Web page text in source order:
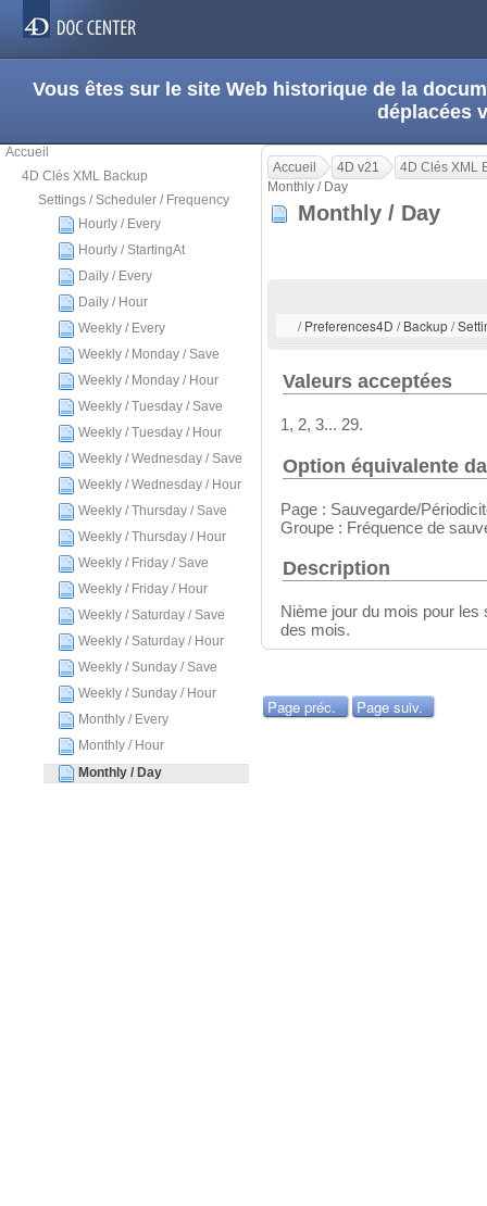
Vous êtes sur le site Web historique de la
déplacées
Accueil
4D Clés XML Backup
Settings / Scheduler / Frequency
Hourly / Every
Hourly / StartingAt
Daily / Every
Daily / Hour
Weekly / Every
Weekly / Monday / Save
Weekly / Monday / Hour
Weekly / Tuesday / Save
Weekly / Tuesday / Hour
Weekly / Wednesday / Save
Weekly / Wednesday / Hour
Weekly / Thursday / Save
Weekly / Thursday / Hour
Weekly / Friday / Save
Weekly / Friday / Hour
Weekly / Saturday / Save
Weekly / Saturday / Hour
Weekly / Sunday / Save
Weekly / Sunday / Hour
Monthly / Every
Monthly / Hour
Monthly / Day
Accueil 4D v21
4D Clés XML
Monthly / Day
Monthly / Day
/ Preferences4D / Backup /
Valeurs acceptées
1, 2, 3... 29.
Option équivalente
Page : Sauvegarde/
Groupe : Fréquence de
Description
Nième jour du mois pour
des mois.
Page préc. Page suiv.